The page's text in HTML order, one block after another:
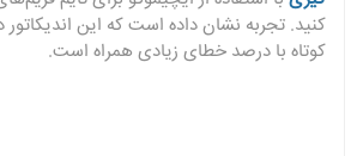
کنید. تجربه نشان داده است که این اندیکاتور
کوتاه با درصد خطای زیادی همراه است.